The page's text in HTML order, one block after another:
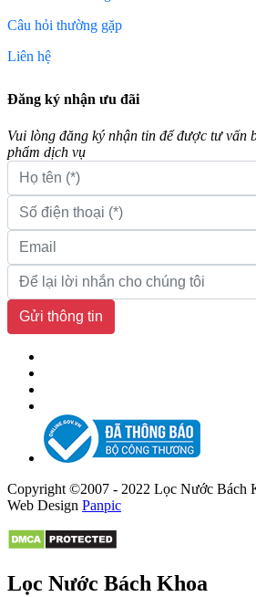
Câu hỏi thường gặp
Liên hệ
Đăng ký nhận ưu đãi
Vui lòng đăng ký nhận tin để được tư vấn
phẩm dịch vụ
Gửi thông tin
Copyright ©2007 - 2022 Lọc Nước Bách
Web Design Panpic
Lọc Nước Bách Khoa